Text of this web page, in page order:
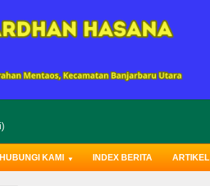
HUBUNGI KAMI INDEX BERITA ARTIKEL